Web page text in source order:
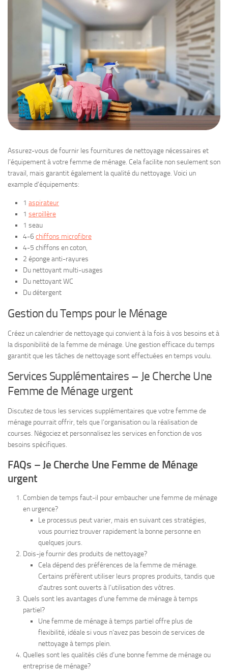
Assurez-vous de fournir les fournitures de nettoyage nécessaires et
l’équipement à votre femme de ménage. Cela facilite non seulement son
travail, mais garantit également la qualité du nettoyage. Voici un
example d’équipements:
1 aspirateur
1 serpillère
1 seau
4-6 chiffons microfibre
4-5 chiffons en coton,
2 éponge anti-rayures
Du nettoyant multi-usages
Du nettoyant WC
Du détergent
Gestion du Temps pour le Ménage
Créez un calendrier de nettoyage qui convient à la fois à vos besoins et à
la disponibilité de la femme de ménage. Une gestion efficace du temps
garantit que les tâches de nettoyage sont effectuées en temps voulu.
Services Supplémentaires – Je Cherche Une
Femme de Ménage urgent
Discutez de tous les services supplémentaires que votre femme de
ménage pourrait offrir, tels que l’organisation ou la réalisation de
courses. Négociez et personnalisez les services en fonction de vos
besoins spécifiques.
FAQs – Je Cherche Une Femme de Ménage
urgent
Combien de temps faut-il pour embaucher une femme de ménage
en urgence?
Le processus peut varier, mais en suivant ces stratégies,
vous pourriez trouver rapidement la bonne personne en
quelques jours.
Dois-je fournir des produits de nettoyage?
Cela dépend des préférences de la femme de ménage.
Certains préfèrent utiliser leurs propres produits, tandis que
d’autres sont ouverts à l’utilisation des vôtres.
Quels sont les avantages d’une femme de ménage à temps
partiel?
Une femme de ménage à temps partiel offre plus de
flexibilité, idéale si vous n’avez pas besoin de services de
nettoyage à temps plein.
Quelles sont les qualités clés d’une bonne femme de ménage ou
entreprise de ménage?